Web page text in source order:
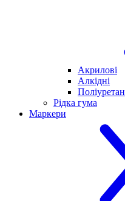
Акрилові
Алкідні
Рідка гума
Маркери